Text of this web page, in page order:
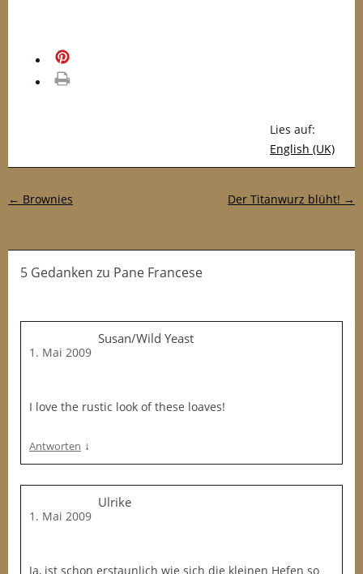
Lies auf:
English (UK)
Post-Navigation
← Brownies Der Titanwurz blüht! →
5 Gedanken zu Pane Francese
Susan/Wild Yeast
1. Mai 2009
I love the rustic look of these loaves!
Antworten ↓
Ulrike
1. Mai 2009
Ja, ist schon erstaunlich wie sich die kleinen Hefen so